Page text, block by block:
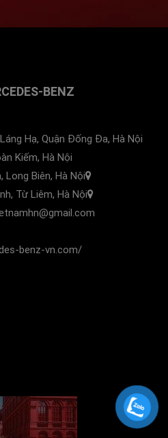
BENZ
Hạ, Quận Đống Đa, Hà Nội
Kiếm, Hà Nội
Long Biên, Hà Nội
Từ Liêm, Hà Nội
benz-vn.com/